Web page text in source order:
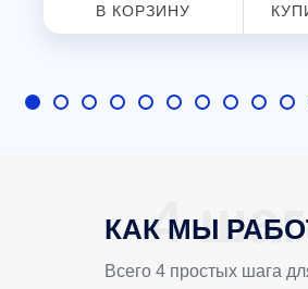
В КОРЗИНУ
КАК МЫ
Всего 4 простых шага